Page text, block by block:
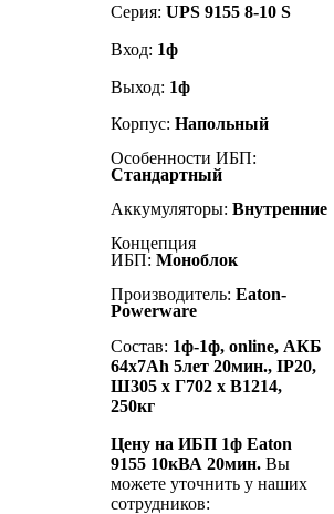
Серия: UPS 9155 8-10 S
Вход: 1ф
Выход: 1ф
Корпус: Напольный
Особенности ИБП:
Стандартный
Аккумуляторы: Внутренние
Концепция
ИБП: Моноблок
Производитель: Eaton-
Powerware
Состав: 1ф-1ф, online, АКБ
64х7Ah 5лет 20мин., IP20,
Ш305 х Г702 х В1214,
250кг
Цену на ИБП 1ф Eaton
9155 10кВА 20мин. Вы
можете уточнить у наших
сотрудников: